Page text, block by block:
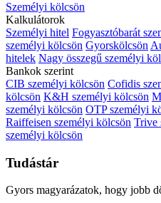
Személyi kölcsön
Kalkulátorok
Személyi hitel Fogyasztóbarát
személyi kölcsön Gyorskölcsön
hitelek Nagy összegű személyi
Bankok szerint
CIB személyi kölcsön Cofidis
kölcsön K&H személyi kölcsön
személyi kölcsön OTP személyi
Raiffeisen személyi kölcsön Trive
személyi kölcsön
Tudástár
Gyors magyarázatok, hogy jobb